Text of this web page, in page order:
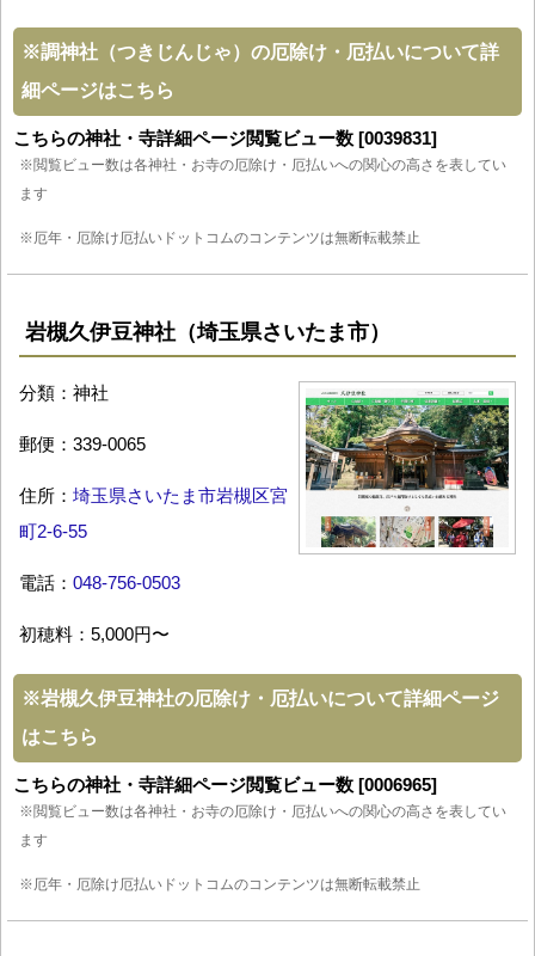
※調神社（つきじんじゃ）の厄除け・厄払いについて詳
細ページはこちら
こちらの神社・寺詳細ページ閲覧ビュー数 [0039831]
※閲覧ビュー数は各神社・お寺の厄除け・厄払いへの関心の高さを表してい
ます
※厄年・厄除け厄払いドットコムのコンテンツは無断転載禁止
岩槻久伊豆神社（埼玉県さいたま市）
分類：神社
郵便：339-0065
住所： 埼玉県さいたま市岩槻区宮
町2-6-55
電話： 048-756-0503
初穂料：5,000円〜
※岩槻久伊豆神社の厄除け・厄払いについて詳細ページ
はこちら
こちらの神社・寺詳細ページ閲覧ビュー数 [0006965]
※閲覧ビュー数は各神社・お寺の厄除け・厄払いへの関心の高さを表してい
ます
※厄年・厄除け厄払いドットコムのコンテンツは無断転載禁止